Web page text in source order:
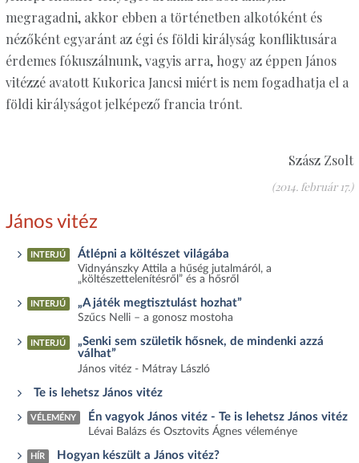
megragadni, akkor ebben a történetben alkotóként és
nézőként egyaránt az égi és földi királyság konfliktusára
érdemes fókuszálnunk, vagyis arra, hogy az éppen János
vitézzé avatott Kukorica Jancsi miért is nem fogadhatja el a
földi királyságot jelképező francia trónt.
Szász Zsolt
(2014. február 17.)
János vitéz
INTERJÚ Átlépni a költészet világába
Vidnyánszky Attila a hűség jutalmáról, a
„költészettelenítésről” és a hősről
INTERJÚ „A játék megtisztulást hozhat”
Szűcs Nelli – a gonosz mostoha
INTERJÚ
„Senki sem születik hősnek, de mindenki azzá
válhat”
János vitéz - Mátray László
Te is lehetsz János vitéz
VÉLEMÉNY Én vagyok János vitéz - Te is lehetsz János vitéz
Lévai Balázs és Osztovits Ágnes véleménye
HÍR Hogyan készült a János vitéz?